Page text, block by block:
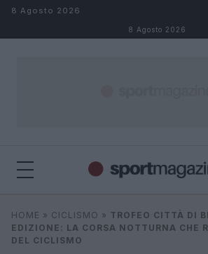
Salta al contenuto
8 Agosto 2026
8 Agosto 2026
Cerca
HOME » CICLISMO » TROFEO CITTÀ DI
EDIZIONE: LA CORSA NOTTURNA CHE
DEL CICLISMO